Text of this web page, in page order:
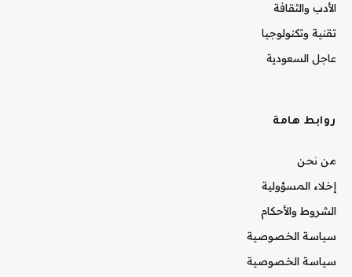
الأدب والثقافة
تقنية وتكنولوجيا
عاجل السعودية
روابط هامة
من نحن
إخلاء المسؤولية
الشروط والأحكام
سياسة الخصوصية
سياسة الخصوصية